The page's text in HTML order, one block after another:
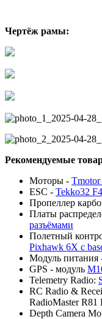
Чертёж рамы:
Рекомендуемые
Моторы -
ESC - Tekko32
Пропеллер
Платы
разъёмами
Полетный
Pixhawk 6X с
Модуль питания
GPS - модуль
Telemetry Radio:
RC Radio &
RadioMaster R81
Depth Camera